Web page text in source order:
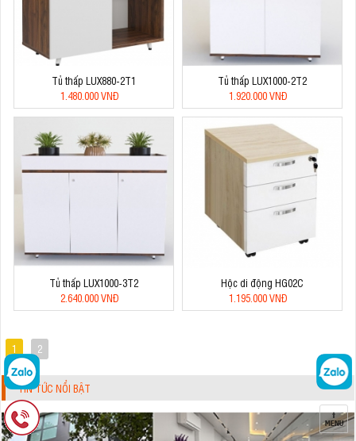
Tủ thấp LUX880-2T1
1.480.000 VNĐ
Tủ thấp LUX1000-2T2
1.920.000 VNĐ
Tủ thấp LUX1000-3T2
2.640.000 VNĐ
Hộc di động HG02C
1.195.000 VNĐ
1 2
TIN TỨC NỔI BẬT